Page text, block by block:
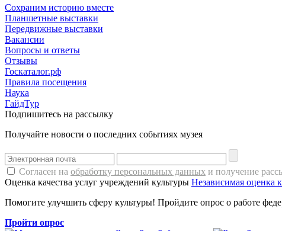
Сохраним историю вместе
Планшетные выставки
Передвижные выставки
Вакансии
Вопросы и ответы
Отзывы
Госкаталог.рф
Правила посещения
Наука
ГайдТур
Подпишитесь на рассылку
Получайте новости о последних событиях музея
Согласен на обработку персональных данных и получение
Оценка качества услуг учреждений культуры Независимая оценка
Помогите улучшить сферу культуры! Пройдите опрос о работе
Пройти опрос